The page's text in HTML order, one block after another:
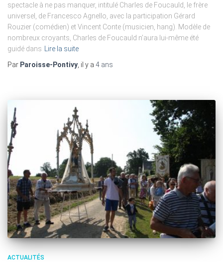
spectacle à ne pas manquer, intitulé Charles de Foucauld, le frère
universel, de Francesco Agnello, avec la participation Gérard
Rouzier (comédien) et Vincent Conte (musicien, hang). Modèle de
nombreux croyants, Charles de Foucauld n’aura lui-même été
guidé dans Lire la suite
Par Paroisse-Pontivy , il y a 4 ans
ACTUALITÉS